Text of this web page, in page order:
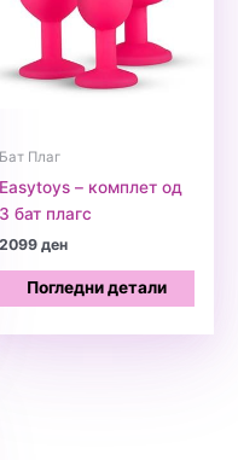
Бат Плаг
Easytoys – комплет од
3 бат плагс
2099ден
Погледни детали